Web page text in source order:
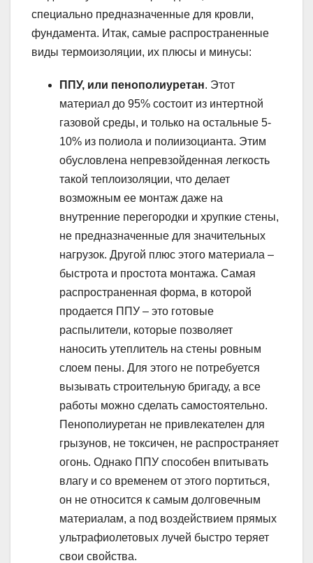
специально предназначенные для кровли,
фундамента. Итак, самые распространенные
виды термоизоляции, их плюсы и минусы:
ППУ, или пенополиуретан. Этот
материал до 95% состоит из интертной
газовой среды, и только на остальные 5-
10% из полиола и полиизоцианта. Этим
обусловлена непревзойденная легкость
такой теплоизоляции, что делает
возможным ее монтаж даже на
внутренние перегородки и хрупкие стены,
не предназначенные для значительных
нагрузок. Другой плюс этого материала –
быстрота и простота монтажа. Самая
распространенная форма, в которой
продается ППУ – это готовые
распылители, которые позволяет
наносить утеплитель на стены ровным
слоем пены. Для этого не потребуется
вызывать строительную бригаду, а все
работы можно сделать самостоятельно.
Пенополиуретан не привлекателен для
грызунов, не токсичен, не распространяет
огонь. Однако ППУ способен впитывать
влагу и со временем от этого портиться,
он не относится к самым долговечным
материалам, а под воздействием прямых
ультрафиолетовых лучей быстро теряет
свои свойства.